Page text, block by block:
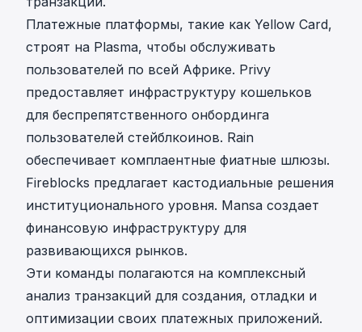
Платежные платформы, такие как Yellow Card,
строят на Plasma, чтобы обслуживать
пользователей по всей Африке. Privy
предоставляет инфраструктуру кошельков
для беспрепятственного онбординга
пользователей стейблкоинов. Rain
обеспечивает комплаентные фиатные шлюзы.
Fireblocks предлагает кастодиальные решения
институционального уровня. Mansa создает
финансовую инфраструктуру для
развивающихся рынков.
Эти команды полагаются на комплексный
анализ транзакций для создания, отладки и
оптимизации своих платежных приложений.